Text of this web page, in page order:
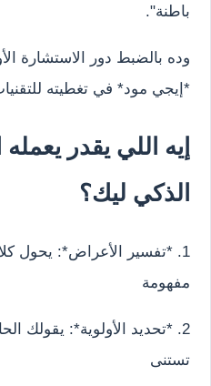
باطنة".
وده بالضبط دور الاستشارة
*إيجي مود* في تغطيته
إيه اللي يقدر
الذكي ليك؟
1. *تفسير الأعراض*: يحول
مفهومة
2. *تحديد الأولوية*: يقولك
تستنى